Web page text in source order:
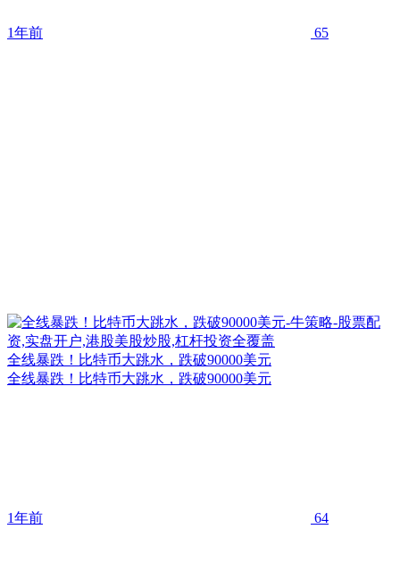
1年前 65
全线暴跌！比特币大跳水，跌破90000美元
全线暴跌！比特币大跳水，跌破90000美元
1年前 64